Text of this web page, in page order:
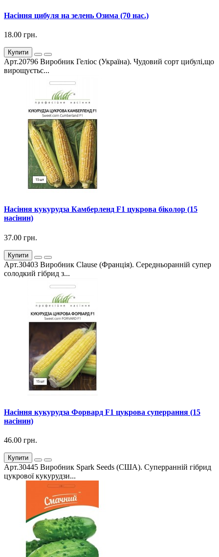
Насіння цибуля на зелень Озима (70 нас.)
18.00 грн.
Купити
Арт.20796 Виробник Геліос (Україна). Чудовий сорт цибулі,що
вирощуєтьс...
Насіння кукурудза Камберленд F1 цукрова біколор (15
насінин)
37.00 грн.
Купити
Арт.30403 Виробник Clause (Франція). Середньоранній супер
солодкий гібрид з...
Насіння кукурудза Форвард F1 цукрова суперрання (15
насінин)
46.00 грн.
Купити
Арт.30445 Виробник Spark Seeds (США). Суперранній гібрид
цукрової кукурудзи...